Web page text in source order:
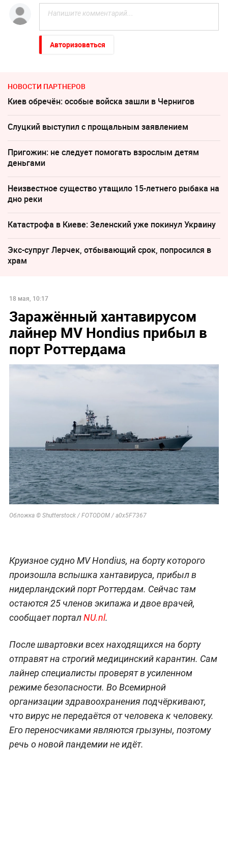
Авторизоваться
НОВОСТИ ПАРТНЕРОВ
Киев обречён: особые войска зашли в Чернигов
Слуцкий выступил с прощальным заявлением
Пригожин: не следует помогать взрослым детям
деньгами
Неизвестное существо утащило 15-летнего рыбака на
дно реки
Катастрофа в Киеве: Зеленский уже покинул Украину
Экс-супруг Лерчек, отбывающий срок, попросился в
храм
18 мая, 10:17
Заражённый хантавирусом
лайнер MV Hondius прибыл в
порт Роттердама
Обложка © Shutterstock / FOTODOM / а0x5F7367
Круизное судно MV Hondius, на борту которого
произошла вспышка хантавируса, прибыл в
нидерландский порт Роттердам. Сейчас там
остаются 25 членов экипажа и двое врачей,
сообщает порталNU.nl.
После швартовки всех находящихся на борту
отправят на строгий медицинский карантин. Сам
лайнер специалисты проверят в усиленном
режиме безопасности. Во Всемирной
организации здравоохранения подчёркивают,
что вирус не передаётся от человека к человеку.
Его переносчиками являются грызуны, поэтому
речь о новой пандемии не идёт.